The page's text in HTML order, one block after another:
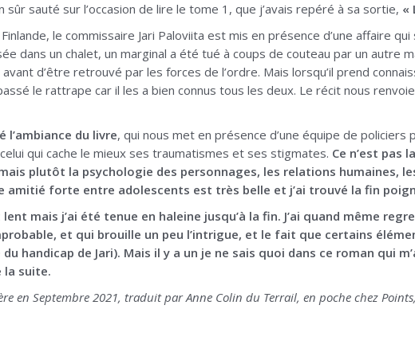
sûr sauté sur l’occasion de lire le tome 1, que j’avais repéré à sa sortie, «
le commissaire Jari Paloviita est mis en présence d’une affaire
dans un chalet, un marginal a été tué à coups de couteau par un autre
d’être retrouvé par les forces de l’ordre. Mais lorsqu’il prend
le rattrape car il les a bien connus tous les deux. Le récit nous
l’ambiance du livre, qui nous met en présence d’une équipe de policiers
qui cache le mieux ses traumatismes et ses stigmates. Ce n’est pas
plutôt la psychologie des personnages, les relations humaines,
amitié forte entre adolescents est très belle et j’ai trouvé la fin
mais j’ai été tenue en haleine jusqu’à la fin. J’ai quand même
et qui brouille un peu l’intrigue, et le fait que certains
du handicap de Jari). Mais il y a un je ne sais quoi dans ce roman qui
la suite.
en Septembre 2021, traduit par Anne Colin du Terrail, en poche chez